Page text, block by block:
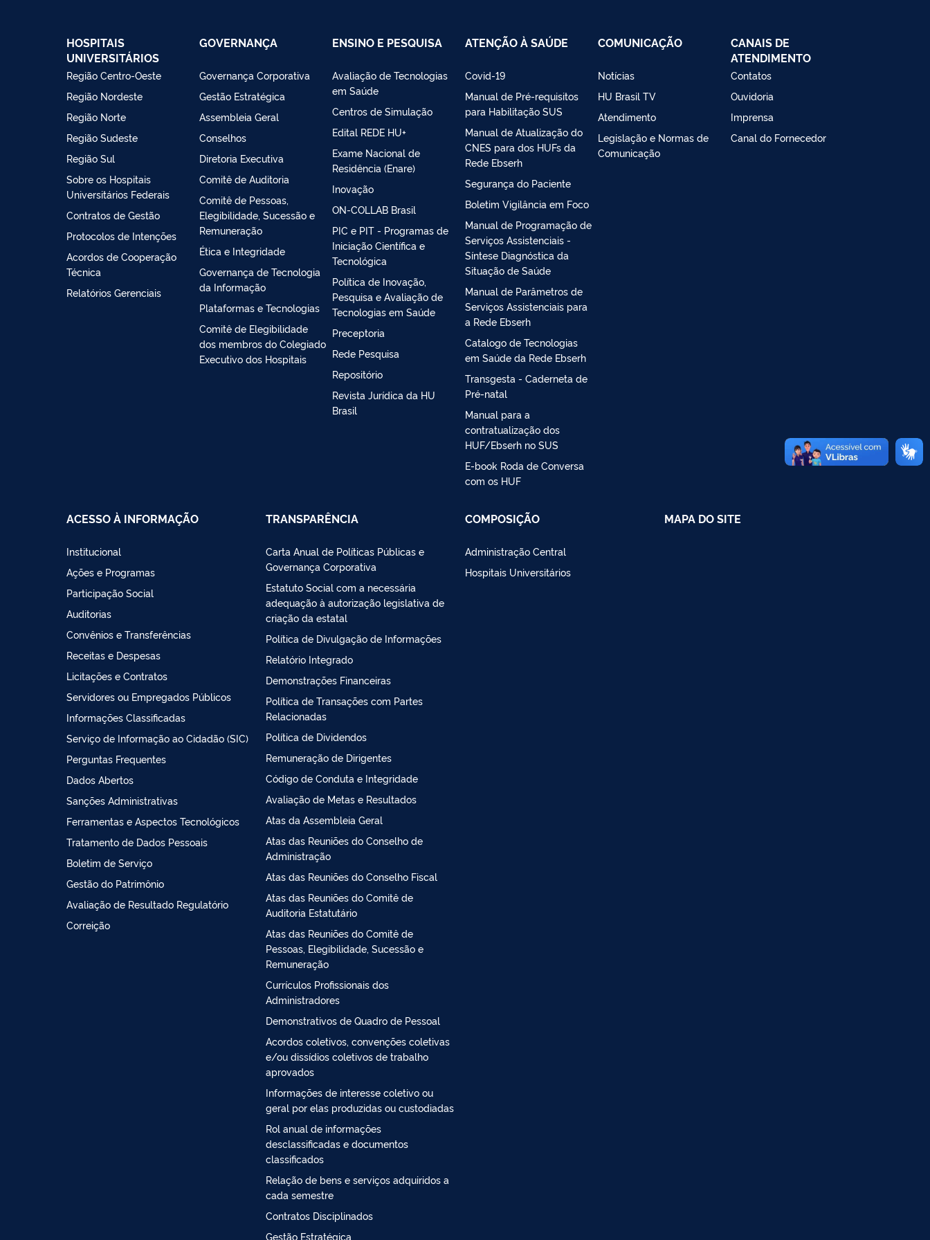
HOSPITAIS
UNIVERSITÁRIOS
Região Centro-Oeste
Região Nordeste
Região Norte
Região Sudeste
Região Sul
Sobre os Hospitais
Universitários Federais
Contratos de Gestão
Protocolos de Intenções
Acordos de Cooperação
Técnica
Relatórios Gerenciais
GOVERNANÇA
Governança Corporativa
Gestão Estratégica
Assembleia Geral
Conselhos
Diretoria Executiva
Comitê de Auditoria
Comitê de Pessoas,
Elegibilidade, Sucessão e
Remuneração
Ética e Integridade
Governança de Tecnologia
da Informação
Plataformas e Tecnologias
Comitê de Elegibilidade
dos membros do Colegiado
Executivo dos Hospitais
ENSINO E PESQUISA
Avaliação de Tecnologias
em Saúde
Centros de Simulação
Edital REDE HU+
Exame Nacional de
Residência (Enare)
Inovação
ON-COLLAB Brasil
PIC e PIT - Programas de
Iniciação Científica e
Tecnológica
Política de Inovação,
Pesquisa e Avaliação de
Tecnologias em Saúde
Preceptoria
Rede Pesquisa
Repositório
Revista Jurídica da HU
Brasil
ATENÇÃO À SAÚDE
Covid-19
Manual de Pré-requisitos
para Habilitação SUS
Manual de Atualização do
CNES para dos HUFs da
Rede Ebserh
Segurança do Paciente
Boletim Vigilância em Foco
Manual de Programação de
Serviços Assistenciais -
Síntese Diagnóstica da
Situação de Saúde
Manual de Parâmetros de
Serviços Assistenciais para
a Rede Ebserh
Catalogo de Tecnologias
em Saúde da Rede Ebserh
Transgesta - Caderneta de
Pré-natal
Manual para a
contratualização dos
HUF/Ebserh no SUS
E-book Roda de Conversa
com os HUF
COMUNICAÇÃO
Notícias
HU Brasil TV
Atendimento
Legislação e Normas de
Comunicação
CANAIS DE
ATENDIMENTO
Contatos
Ouvidoria
Imprensa
Canal do Fornecedor
ACESSO À INFORMAÇÃO
Institucional
Ações e Programas
Participação Social
Auditorias
Convênios e Transferências
Receitas e Despesas
Licitações e Contratos
Servidores ou Empregados Públicos
Informações Classificadas
Serviço de Informação ao Cidadão (SIC)
Perguntas Frequentes
Dados Abertos
Sanções Administrativas
Ferramentas e Aspectos Tecnológicos
Tratamento de Dados Pessoais
Boletim de Serviço
Gestão do Patrimônio
Avaliação de Resultado Regulatório
Correição
TRANSPARÊNCIA
Carta Anual de Políticas Públicas e
Governança Corporativa
Estatuto Social com a necessária
adequação à autorização legislativa de
criação da estatal
Política de Divulgação de Informações
Relatório Integrado
Demonstrações Financeiras
Política de Transações com Partes
Relacionadas
Política de Dividendos
Remuneração de Dirigentes
Código de Conduta e Integridade
Avaliação de Metas e Resultados
Atas da Assembleia Geral
Atas das Reuniões do Conselho de
Administração
Atas das Reuniões do Conselho Fiscal
Atas das Reuniões do Comitê de
Auditoria Estatutário
Atas das Reuniões do Comitê de
Pessoas, Elegibilidade, Sucessão e
Remuneração
Currículos Profissionais dos
Administradores
Demonstrativos de Quadro de Pessoal
Acordos coletivos, convenções coletivas
e/ou dissídios coletivos de trabalho
aprovados
Informações de interesse coletivo ou
geral por elas produzidas ou custodiadas
Rol anual de informações
desclassificadas e documentos
classificados
Relação de bens e serviços adquiridos a
cada semestre
Contratos Disciplinados
Gestão Estratégica
COMPOSIÇÃO
Administração Central
Hospitais Universitários
MAPA DO SITE